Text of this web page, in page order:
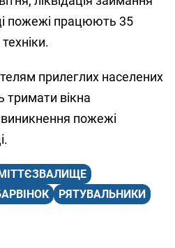
пожежі працюють 35
прилеглих населених
тримати вікна
пожежі
РЯТУВАЛЬНИКИ